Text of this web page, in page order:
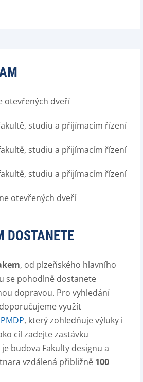
otevřených dveří
studiu a přijímacím řízení
studiu a přijímacím řízení
studiu a přijímacím řízení
otevřených dveří
DOSTANETE
, od plzeňského hlavního
se pohodlně dostanete
dopravou. Pro vyhledání
využít
, který zohledňuje výluky i
cíl zadejte zastávku
budova Fakulty designu a
vzdálená přibližně 100